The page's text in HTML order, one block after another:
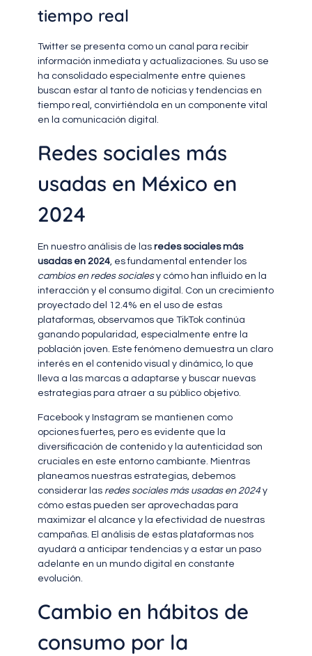
tiempo real
Twitter se presenta como un canal para recibir
información inmediata y actualizaciones. Su uso se
ha consolidado especialmente entre quienes
buscan estar al tanto de noticias y tendencias en
tiempo real, convirtiéndola en un componente vital
en la comunicación digital.
Redes sociales más
usadas en México en
2024
En nuestro análisis de las redes sociales más
usadas en 2024, es fundamental entender los
cambios en redes socialesy cómo han influido en la
interacción y el consumo digital. Con un crecimiento
proyectado del 12.4% en el uso de estas
plataformas, observamos que TikTok continúa
ganando popularidad, especialmente entre la
población joven. Este fenómeno demuestra un claro
interés en el contenido visual y dinámico, lo que
lleva a las marcas a adaptarse y buscar nuevas
estrategias para atraer a su público objetivo.
Facebook y Instagram se mantienen como
opciones fuertes, pero es evidente que la
diversificación de contenido y la autenticidad son
cruciales en este entorno cambiante. Mientras
planeamos nuestras estrategias, debemos
considerar las redes sociales más usadas en 2024y
cómo estas pueden ser aprovechadas para
maximizar el alcance y la efectividad de nuestras
campañas. El análisis de estas plataformas nos
ayudará a anticipar tendencias y a estar un paso
adelante en un mundo digital en constante
evolución.
Cambio en hábitos de
consumo por la